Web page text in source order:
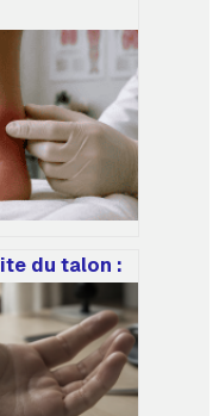
du talon :
les
et